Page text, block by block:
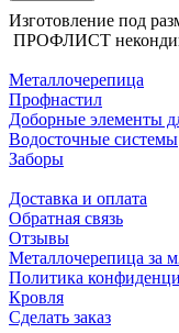
Изготовление под
ПРОФЛИСТ
Металлочерепица
Профнастил
Доборные элементы
Водосточные системы
Заборы
Доставка и оплата
Обратная связь
Отзывы
Металлочерепица за
Политика
Кровля
Сделать заказ